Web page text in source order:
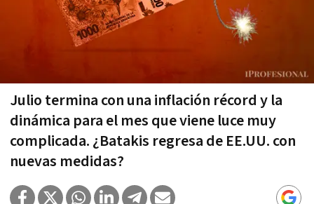
Julio termina con una inflación récord y la
dinámica para el mes que viene luce muy
complicada. ¿Batakis regresa de EE.UU. con
nuevas medidas?